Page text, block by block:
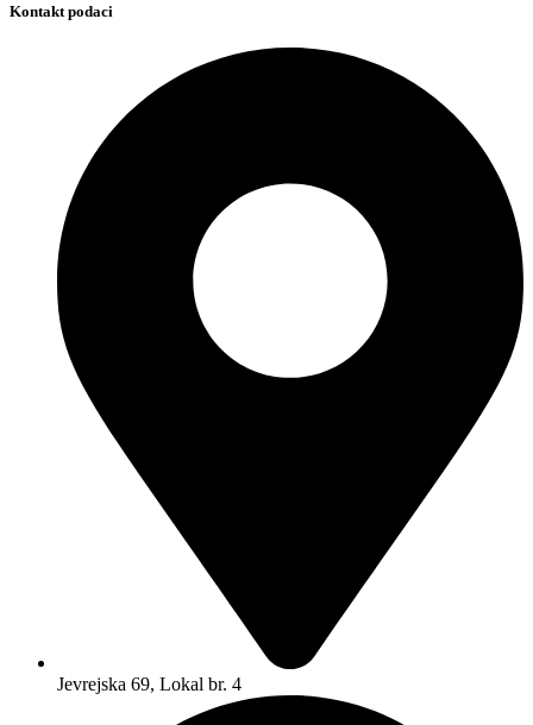
Kontakt podaci
Jevrejska 69, Lokal br. 4